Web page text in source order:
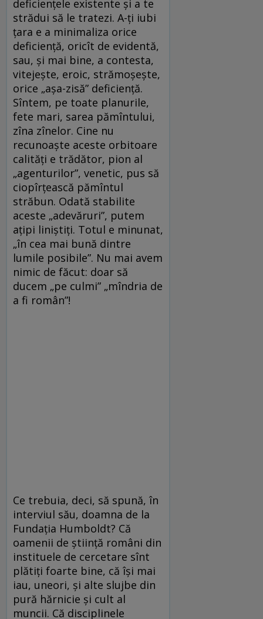
deficienţele existente şi a te
strădui să le tratezi. A-ţi iubi
ţara e a minimaliza orice
deficienţă, oricît de evidentă,
sau, şi mai bine, a contesta,
vitejeşte, eroic, strămoşeşte,
orice „aşa-zisă” deficienţă.
Sîntem, pe toate planurile,
fete mari, sarea pămîntului,
zîna zînelor. Cine nu
recunoaşte aceste orbitoare
calităţi e trădător, pion al
„agenturilor”, venetic, pus să
ciopîrţească pămîntul
străbun. Odată stabilite
aceste „adevăruri”, putem
aţipi liniştiţi. Totul e minunat,
„în cea mai bună dintre
lumile posibile”. Nu mai avem
nimic de făcut: doar să
ducem „pe culmi” „mîndria de
a fi român”!
Ce trebuia, deci, să spună, în
interviul său, doamna de la
Fundaţia Humboldt? Că
oamenii de ştiinţă români din
instituele de cercetare sînt
plătiţi foarte bine, că îşi mai
iau, uneori, şi alte slujbe din
pură hărnicie şi cult al
muncii. Că disciplinele